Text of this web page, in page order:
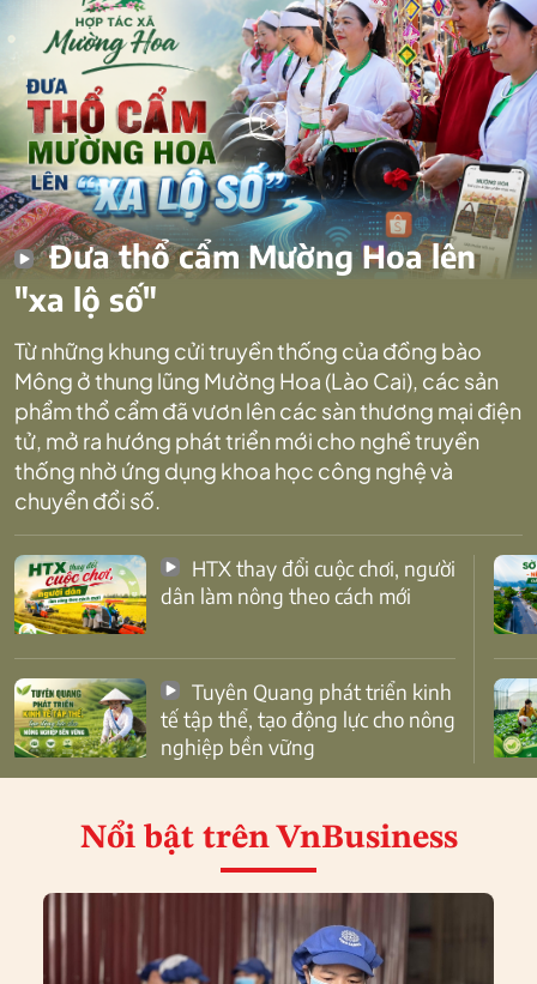
Đưa thổ cẩm Mường Hoa lên
"xa lộ số"
Từ những khung cửi truyền thống của đồng bào
Mông ở thung lũng Mường Hoa (Lào Cai), các sản
phẩm thổ cẩm đã vươn lên các sàn thương mại điện
tử, mở ra hướng phát triển mới cho nghề truyền
thống nhờ ứng dụng khoa học công nghệ và
chuyển đổi số.
dân làm nông theo cách mới
tế tập thể, tạo động lực cho nông
nghiệp bền vững
Nổi bật trên VnBusiness